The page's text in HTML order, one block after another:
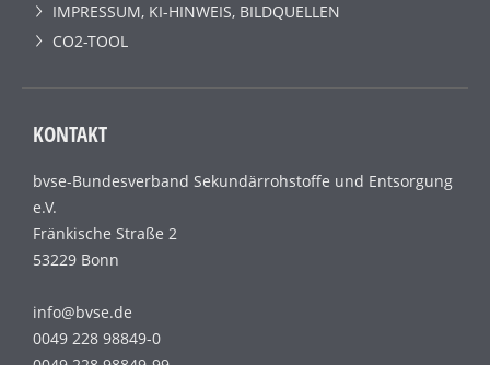
IMPRESSUM, KI-HINWEIS, BILDQUELLEN
CO2-TOOL
KONTAKT
bvse-Bundesverband Sekundärrohstoffe und Entsorgung
e.V.
Fränkische Straße 2
53229 Bonn
info@bvse.de
0049 228 98849-0